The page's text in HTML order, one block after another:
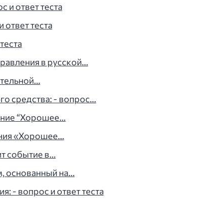
ответ теста
теста
в русской…
средства: - вопрос…
“Хорошее…
«Хорошее…
событие в…
основанный на…
- вопрос и ответ теста